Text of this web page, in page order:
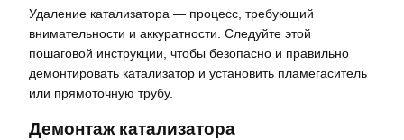
Удаление катализатора ― процесс, требующий
внимательности и аккуратности. Следуйте этой
пошаговой инструкции, чтобы безопасно и правильно
демонтировать катализатор и установить пламегаситель
или прямоточную трубу.
Демонтаж катализатора